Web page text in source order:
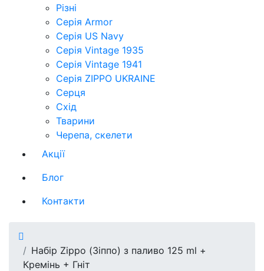
Різні
Серія Armor
Серія US Navy
Серія Vintage 1935
Серія Vintage 1941
Серія ZIPPO UKRAINE
Серця
Схід
Тварини
Черепа, скелети
Акції
Блог
Контакти
Набір Zippo (Зіппо) з паливо 125 ml +
Кремінь + Гніт